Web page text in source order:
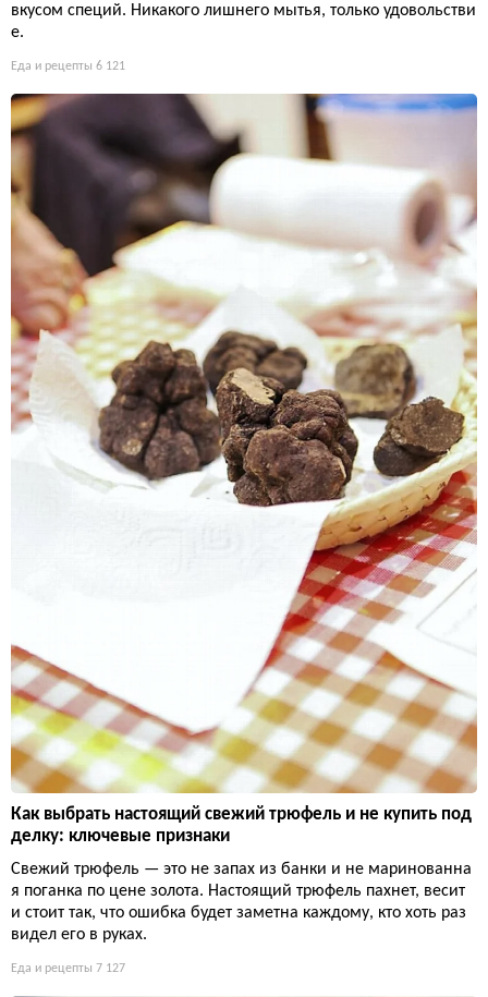
вкусом специй. Никакого лишнего мытья, только удовольстви
е.
Еда и рецепты 6 121
Как выбрать настоящий свежий трюфель и не купить под
делку: ключевые признаки
Свежий трюфель — это не запах из банки и не маринованна
я поганка по цене золота. Настоящий трюфель пахнет, весит
и стоит так, что ошибка будет заметна каждому, кто хоть раз
видел его в руках.
Еда и рецепты 7 127